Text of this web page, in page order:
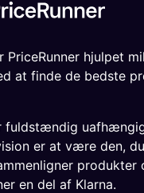
PriceRunner hjulpet
at finde de bedste
fuldstændig
er at være den,
produkter
en del af Klarna.